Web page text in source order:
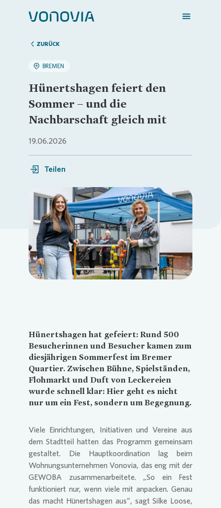
Zuhause finden
Mein Zuhause
Meine Stadt
Login
ZURÜCK
BREMEN
Hünertshagen feiert den
Sommer – und die
Nachbarschaft gleich mit
19.06.2026
Teilen
Loading...
Hünertshagen hat gefeiert: Rund 500
Besucherinnen und Besucher kamen zum
diesjährigen Sommerfest im Bremer
Quartier. Zwischen Bühne, Spielständen,
Flohmarkt und Duft von Leckereien
wurde schnell klar: Hier geht es nicht
nur um ein Fest, sondern um Begegnung.
Viele Einrichtungen, Initiativen und Vereine aus
dem Stadtteil hatten das Programm gemeinsam
gestaltet. Die Hauptkoordination lag beim
WohnungsunternehmenVonovia, das eng mit der
GEWOBA zusammenarbeitete. „So ein Fest
funktioniert nur, wenn viele mit anpacken. Genau
das macht Hünertshagen aus“, sagt Silke Loose,